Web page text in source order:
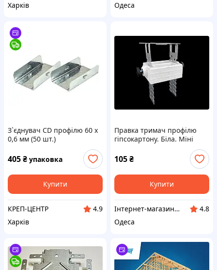
Харків
Одеса
З`єднувач CD профілю 60 х
0,6 мм (50 шт.)
405₴ упаковка
Купити
КРЕП-ЦЕНТР
4.9
Харків
Правка тримач профілю
гіпсокартону. Біла. Міні
105₴
Купити
Інтернет-магазин "RPkits"
4.8
Одеса